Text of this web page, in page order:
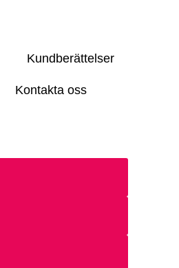
Kundberättelser
Kontakta oss